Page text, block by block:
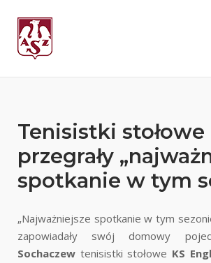
content
Home
Tenisistki stołowe
przegrały
spotkanie w tym
„Najważniejsze spotkanie w tym
zapowiadały swój domowy
Sochaczew tenisistki stołowe KS